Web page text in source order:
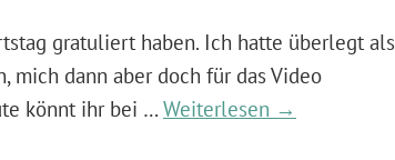
gratuliert haben. Ich hatte überlegt als
mich dann aber doch für das Video
könnt ihr bei … Weiterlesen →